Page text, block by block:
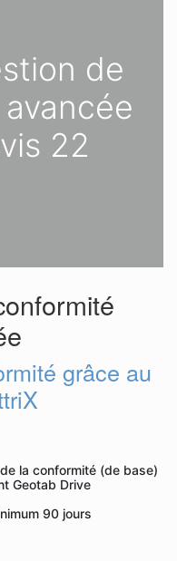
de
22
grâce au
la conformité (de base)
Geotab Drive
90 jours